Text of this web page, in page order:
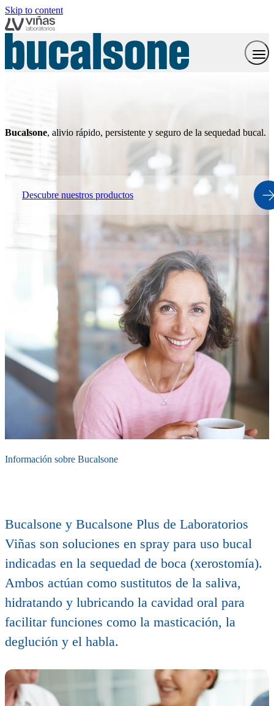
Skip to content
Bucalsone, alivio rápido, persistente y seguro de la sequedad bucal.
Descubre nuestros productos
Información sobre Bucalsone
Bucalsone y Bucalsone Plus de Laboratorios
Viñas son soluciones en spray para uso bucal
indicadas en la sequedad de boca (xerostomía).
Ambos actúan como sustitutos de la saliva,
hidratando y lubricando la cavidad oral para
facilitar funciones como la masticación, la
deglución y el habla.